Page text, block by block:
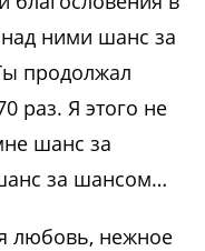
ними шанс за
продолжал
раз. Я этого не
шанс за
за шансом…
любовь, нежное